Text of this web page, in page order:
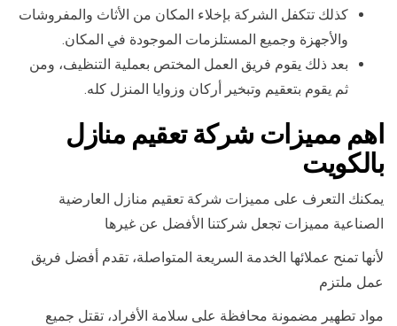
كذلك تتكفل الشركة بإخلاء المكان من الأثاث والمفروشات
والأجهزة وجميع المستلزمات الموجودة في المكان.
بعد ذلك يقوم فريق العمل المختص بعملية التنظيف، ومن
ثم يقوم بتعقيم وتبخير أركان وزوايا المنزل كله.
اهم مميزات شركة تعقيم منازل
بالكويت
يمكنك التعرف على مميزات شركة تعقيم منازل العارضية
الصناعية مميزات تجعل شركتنا الأفضل عن غيرها
لأنها تمنح عملائها الخدمة السريعة المتواصلة، تقدم أفضل فريق
عمل ملتزم
مواد تطهير مضمونة محافظة على سلامة الأفراد، تقتل جميع